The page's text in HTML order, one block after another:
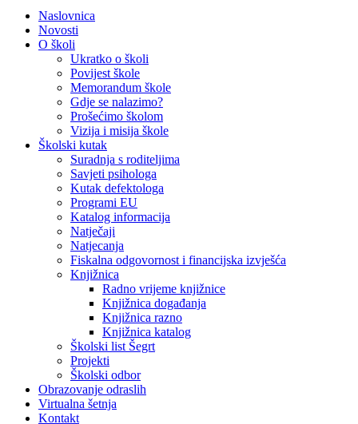
Naslovnica
Novosti
O školi
Ukratko o školi
Povijest škole
Memorandum škole
Gdje se nalazimo?
Prošećimo školom
Vizija i misija škole
Školski kutak
Suradnja s roditeljima
Savjeti psihologa
Kutak defektologa
Programi EU
Katalog informacija
Natječaji
Natjecanja
Fiskalna odgovornost i financijska izvješća
Knjižnica
Radno vrijeme knjižnice
Knjižnica događanja
Knjižnica razno
Knjižnica katalog
Školski list Šegrt
Projekti
Školski odbor
Obrazovanje odraslih
Virtualna šetnja
Kontakt